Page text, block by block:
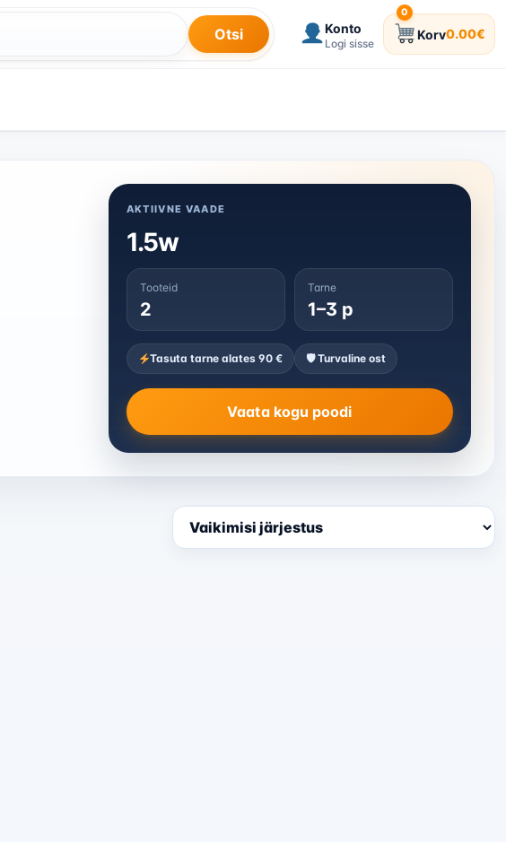
Otsi Konto
Logi sisse
0
Korv0.00€
0 toodet korvis
AKTIIVNE VAADE
1.5w
Tooteid
2
Tarne
1–3 p
Tasuta tarne alates 90 € 🛡 Turvaline ost
Vaata kogu poodi